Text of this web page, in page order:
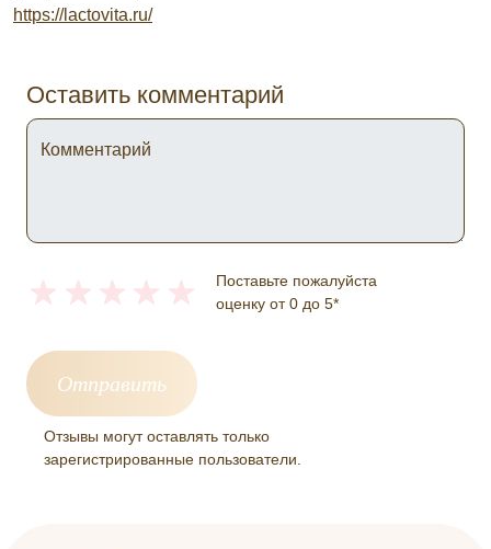
https://lactovita.ru/
Оставить комментарий
Комментарий
Поставьте пожалуйста
оценку от 0 до 5*
Отзывы могут оставлять только
зарегистрированные пользователи.